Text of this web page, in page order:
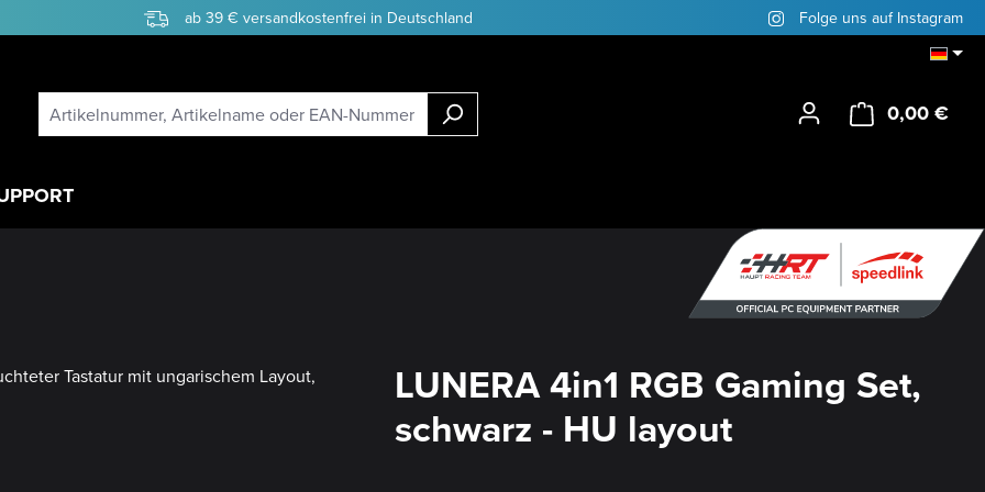
ab 39 € versandkostenfrei in Deutschland Folge uns auf Instagram
0,00 €
LUNERA 4in1 RGB Gaming Set,
schwarz - HU layout